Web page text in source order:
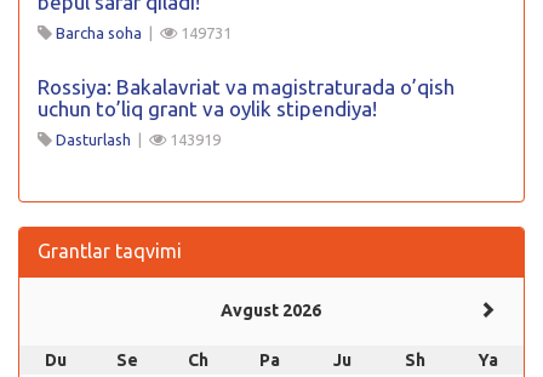
Barcha soha 149731
Rossiya: Bakalavriat va magistraturada o’qish
uchun to’liq grant va oylik stipendiya!
Dasturlash 143919
Grantlar taqvimi
Avgust 2026
Du Se Ch Pa Ju Sh
Ya